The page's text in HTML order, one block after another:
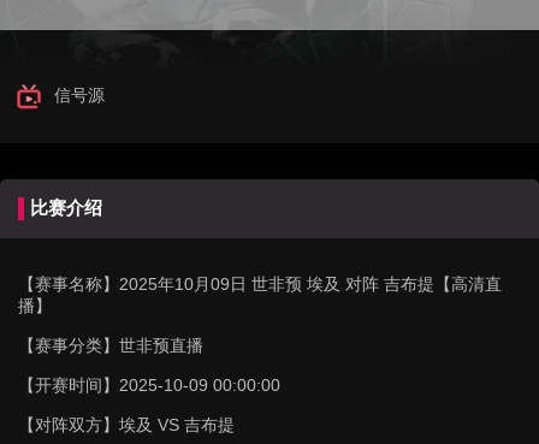
信号源
比赛介绍
【赛事名称】 2025年10月09日 世非预 埃及 对阵 吉布提【高清直
播】
【赛事分类】 世非预直播
【开赛时间】 2025-10-09 00:00:00
【对阵双方】 埃及 VS 吉布提